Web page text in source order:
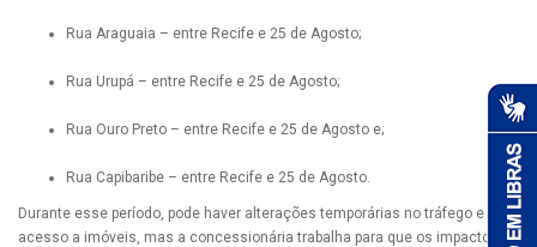
Rua Araguaia – entre Recife e 25 de Agosto;
Rua Urupá – entre Recife e 25 de Agosto;
Rua Ouro Preto – entre Recife e 25 de Agosto e;
Rua Capibaribe – entre Recife e 25 de Agosto.
Durante esse período, pode haver alterações temporárias no tráfego e no
acesso a imóveis, mas a concessionária trabalha para que os impactos